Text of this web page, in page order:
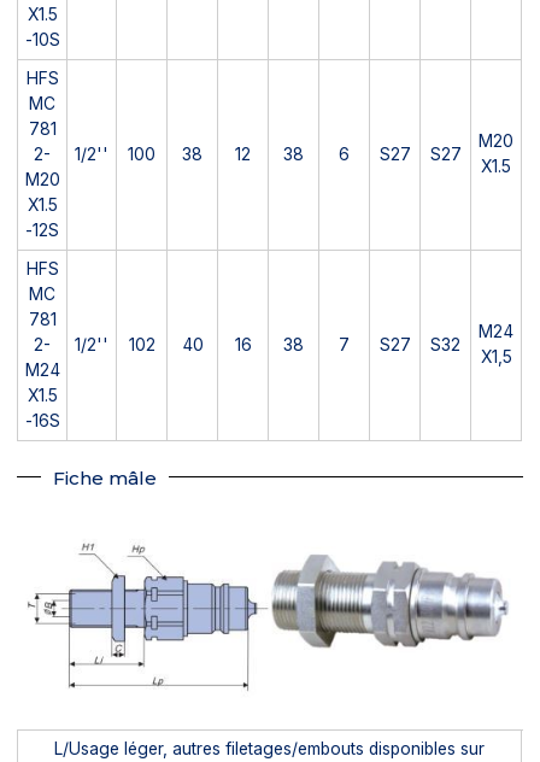
X1.5
-10S
HFS
MC
781
2-
M20
X1.5
-12S
1/2'' 100 38 12 38 6 S27 S27
M20
X1.5
HFS
MC
781
2-
M24
X1.5
-16S
1/2'' 102 40 16 38 7 S27 S32
M24
X1,5
Fiche mâle
L/Usage léger, autres filetages/embouts disponibles sur